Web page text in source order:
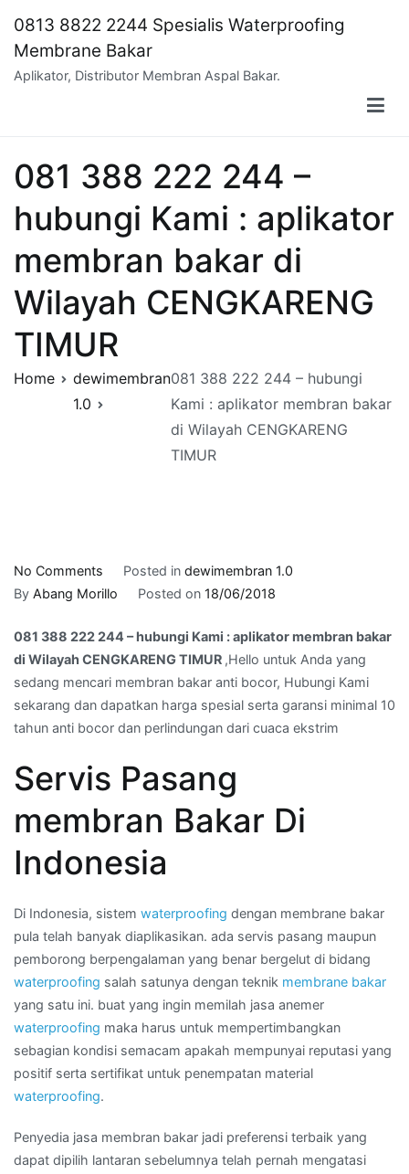
content
0813 8822 2244 Spesialis Waterproofing
Membrane Bakar
Aplikator, Distributor Membran Aspal Bakar.
081 388 222 244 –
hubungi Kami : aplikator
membran bakar di
Wilayah CENGKARENG
TIMUR
Home
dewimembran
1.0
081 388 222 244 – hubungi
Kami : aplikator membran bakar
di Wilayah CENGKARENG
TIMUR
No Comments
081
222
244
–
hubungi
Kami
aplikator
bakar
Wilayah
TIMUR
Posted in dewimembran 1.0
By Abang Morillo Posted on 18/06/2018
081 388 222 244 – hubungi Kami : aplikator membran bakar
di Wilayah CENGKARENG TIMUR ,Hello untuk Anda yang
sedang mencari membran bakar anti bocor, Hubungi Kami
sekarang dan dapatkan harga spesial serta garansi minimal 10
tahun anti bocor dan perlindungan dari cuaca ekstrim
Servis Pasang
membran Bakar Di
Indonesia
Di Indonesia, sistem waterproofing dengan membrane bakar
pula telah banyak diaplikasikan. ada servis pasang maupun
pemborong berpengalaman yang benar bergelut di bidang
waterproofing salah satunya dengan teknik membrane bakar
yang satu ini. buat yang ingin memilah jasa anemer
waterproofing maka harus untuk mempertimbangkan
sebagian kondisi semacam apakah mempunyai reputasi yang
positif serta sertifikat untuk penempatan material
waterproofing.
Penyedia jasa membran bakar jadi preferensi terbaik yang
dapat dipilih lantaran sebelumnya telah pernah mengatasi